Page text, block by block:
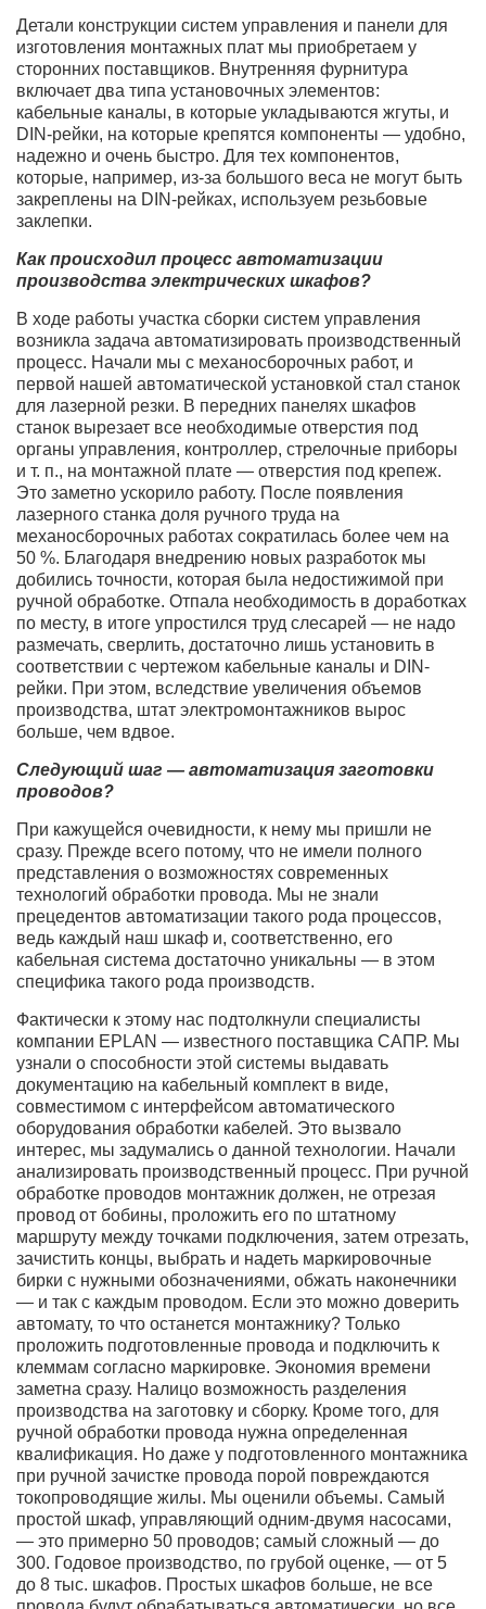
Детали конструкции систем управления и панели для
изготовления монтажных плат мы приобретаем у
сторонних поставщиков. Внутренняя фурнитура
включает два типа установочных элементов:
кабельные каналы, в которые укладываются жгуты, и
DIN-рейки, на которые крепятся компоненты — удобно,
надежно и очень быстро. Для тех компонентов,
которые, например, из-за большого веса не могут быть
закреплены на DIN-рейках, используем резьбовые
заклепки.
Как происходил процесс автоматизации
производства электрических шкафов?
В ходе работы участка сборки систем управления
возникла задача автоматизировать производственный
процесс. Начали мы с механосборочных работ, и
первой нашей автоматической установкой стал станок
для лазерной резки. В передних панелях шкафов
станок вырезает все необходимые отверстия под
органы управления, контроллер, стрелочные приборы
и т. п., на монтажной плате — отверстия под крепеж.
Это заметно ускорило работу. После появления
лазерного станка доля ручного труда на
механосборочных работах сократилась более чем на
50 %. Благодаря внедрению новых разработок мы
добились точности, которая была недостижимой при
ручной обработке. Отпала необходимость в доработках
по месту, в итоге упростился труд слесарей — не надо
размечать, сверлить, достаточно лишь установить в
соответствии с чертежом кабельные каналы и DIN-
рейки. При этом, вследствие увеличения объемов
производства, штат электромонтажников вырос
больше, чем вдвое.
Следующий шаг — автоматизация заготовки
проводов?
При кажущейся очевидности, к нему мы пришли не
сразу. Прежде всего потому, что не имели полного
представления о возможностях современных
технологий обработки провода. Мы не знали
прецедентов автоматизации такого рода процессов,
ведь каждый наш шкаф и, соответственно, его
кабельная система достаточно уникальны — в этом
специфика такого рода производств.
Фактически к этому нас подтолкнули специалисты
компании EPLAN — известного поставщика САПР. Мы
узнали о способности этой системы выдавать
документацию на кабельный комплект в виде,
совместимом с интерфейсом автоматического
оборудования обработки кабелей. Это вызвало
интерес, мы задумались о данной технологии. Начали
анализировать производственный процесс. При ручной
обработке проводов монтажник должен, не отрезая
провод от бобины, проложить его по штатному
маршруту между точками подключения, затем отрезать,
зачистить концы, выбрать и надеть маркировочные
бирки с нужными обозначениями, обжать наконечники
— и так с каждым проводом. Если это можно доверить
автомату, то что останется монтажнику? Только
проложить подготовленные провода и подключить к
клеммам согласно маркировке. Экономия времени
заметна сразу. Налицо возможность разделения
производства на заготовку и сборку. Кроме того, для
ручной обработки провода нужна определенная
квалификация. Но даже у подготовленного монтажника
при ручной зачистке провода порой повреждаются
токопроводящие жилы. Мы оценили объемы. Самый
простой шкаф, управляющий одним-двумя насосами,
— это примерно 50 проводов; самый сложный — до
300. Годовое производство, по грубой оценке, — от 5
до 8 тыс. шкафов. Простых шкафов больше, не все